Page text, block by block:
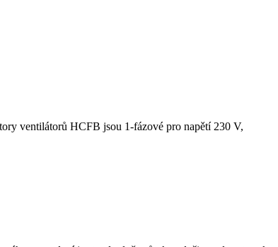
ventilátorů HCFB jsou 1-fázové pro napětí 230 V,